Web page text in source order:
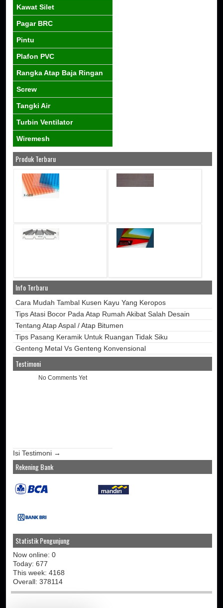
Kawat Silet
Pagar BRC
Pintu
Plafon PVC
Rangka Atap Baja Ringan
Screw
Tangki Air
Turbin Ventilator
Wiremesh
Produk Terbaru
Info Terbaru
Cara Mudah Tambal Kusen Kayu Yang Keropos
Tips Atasi Bocor Pada Atap Rumah Akibat Salah Desain
Tentang Atap Aspal / Atap Bitumen
Tips Pasang Keramik Untuk Ruangan Tidak Siku
Genteng Metal Vs Genteng Konvensional
Testimoni
No Comments Yet
Isi Testimoni →
Rekening Bank
Statistik Pengunjung
Now online: 0
Today: 677
This week: 4168
Overall: 378114